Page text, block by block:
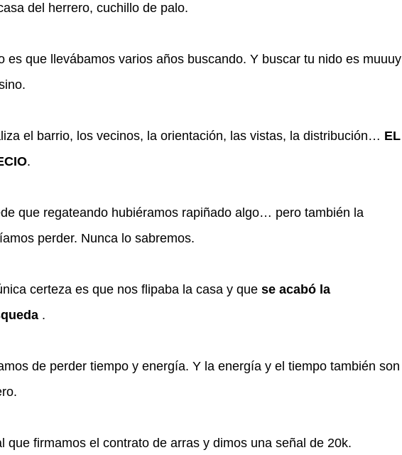
del herrero, cuchillo de palo.
es que llevábamos varios años buscando. Y buscar tu nido es muuuy
el barrio, los vecinos, la orientación, las vistas, la distribución… EL
.
que regateando hubiéramos rapiñado algo… pero también la
perder. Nunca lo sabremos.
certeza es que nos flipaba la casa y que se acabó la
.
de perder tiempo y energía. Y la energía y el tiempo también son
que firmamos el contrato de arras y dimos una señal de 20k.